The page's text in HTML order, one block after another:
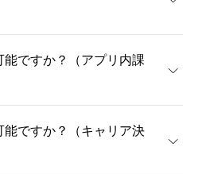
ですか？（アプリ内課
ですか？（キャリア決